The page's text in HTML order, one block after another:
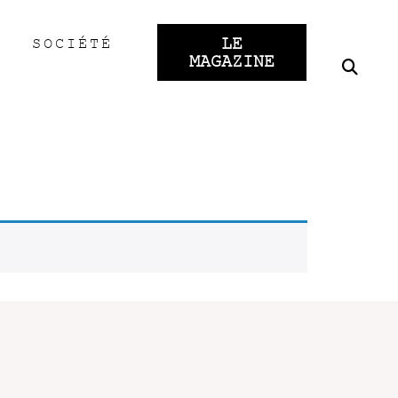
SOCIÉTÉ
LE
MAGAZINE